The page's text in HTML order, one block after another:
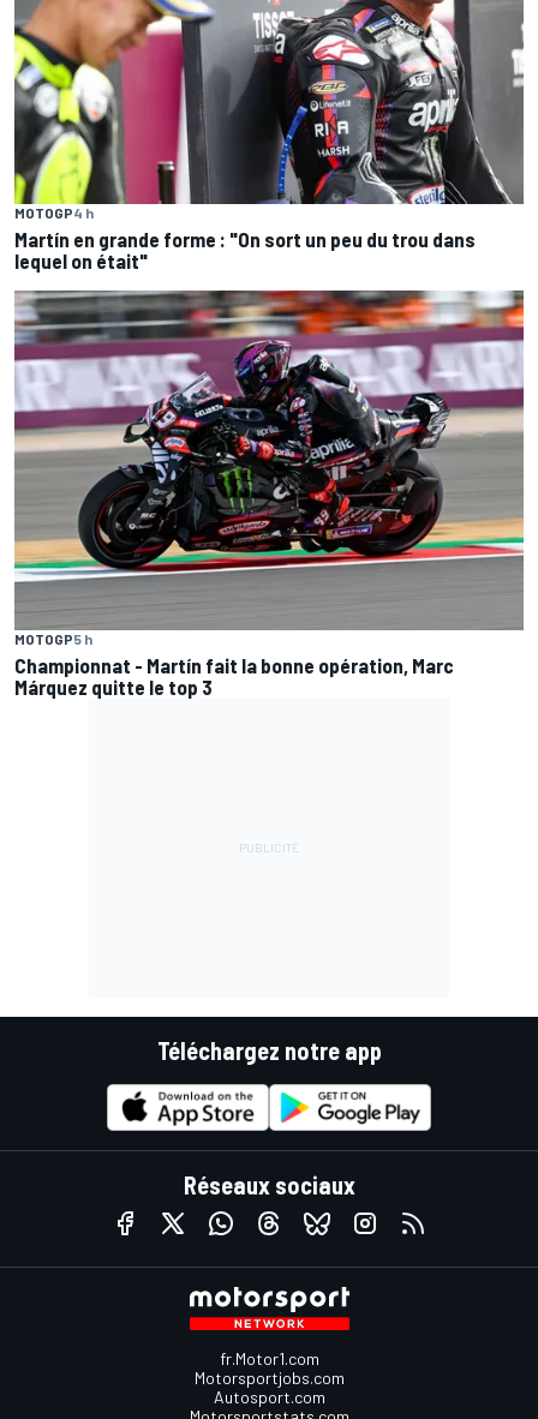
MOTOGP4 h
Martín en grande forme : "On sort un peu du trou dans
lequel on était"
MOTOGP5 h
Championnat - Martín fait la bonne opération, Marc
Márquez quitte le top 3
Téléchargez notre app
Réseaux sociaux
fr.Motor1.com
Motorsportjobs.com
Autosport.com